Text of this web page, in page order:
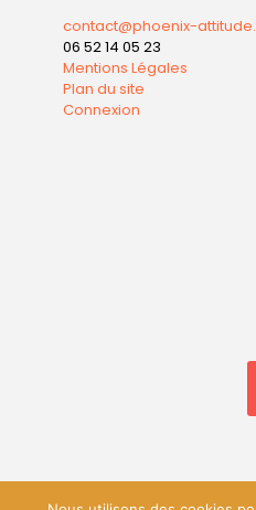
contact@phoenix-
06 52 14 05 23
Mentions Légales
Plan du site
Connexion